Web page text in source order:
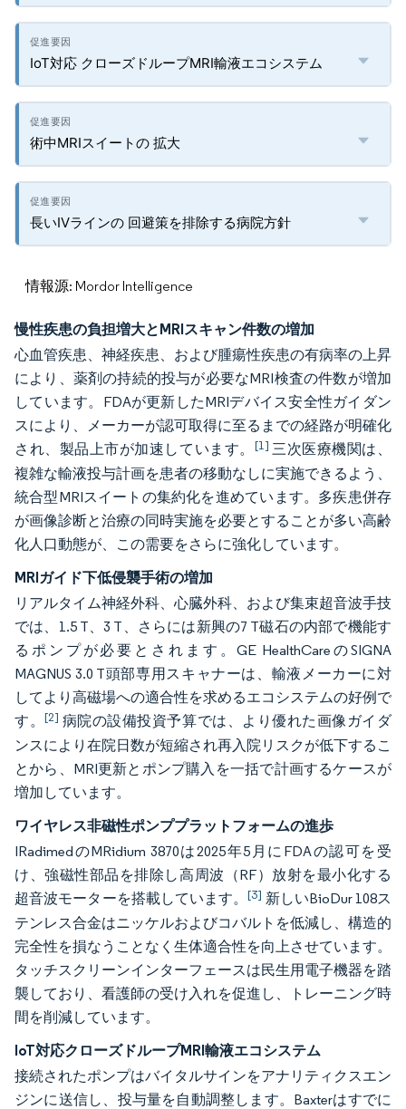
IoT対応 クローズドループMRI輸液エコシステム
術中MRIスイートの 拡大
長いIVラインの 回避策を排除する病院方針
情報源: Mordor Intelligence
慢性疾患の負担増大とMRIスキャン件数の増加
心血管疾患、神経疾患、および腫瘍性疾患の有病率の上昇
により、薬剤の持続的投与が必要なMRI検査の件数が増加
しています。FDAが更新したMRIデバイス安全性ガイダン
スにより、メーカーが認可取得に至るまでの経路が明確化
され、製品上市が加速しています。 [1] 三次医療機関は、
複雑な輸液投与計画を患者の移動なしに実施できるよう、
統合型MRIスイートの集約化を進めています。多疾患併存
が画像診断と治療の同時実施を必要とすることが多い高齢
化人口動態が、この需要をさらに強化しています。
MRIガイド下低侵襲手術の増加
リアルタイム神経外科、心臓外科、および集束超音波手技
では、1.5 T、3 T、さらには新興の7 T磁石の内部で機能す
るポンプが必要とされます。GE HealthCareのSIGNA
MAGNUS 3.0 T頭部専用スキャナーは、輸液メーカーに対
してより高磁場への適合性を求めるエコシステムの好例で
す。[2] 病院の設備投資予算では、より優れた画像ガイダ
ンスにより在院日数が短縮され再入院リスクが低下するこ
とから、MRI更新とポンプ購入を一括で計画するケースが
増加しています。
ワイヤレス非磁性ポンププラットフォームの進歩
IRadimedのMRidium 3870は2025年5月にFDAの認可を受
け、強磁性部品を排除し高周波（RF）放射を最小化する
超音波モーターを搭載しています。[3] 新しいBioDur 108ス
テンレス合金はニッケルおよびコバルトを低減し、構造的
完全性を損なうことなく生体適合性を向上させています。
タッチスクリーンインターフェースは民生用電子機器を踏
襲しており、看護師の受け入れを促進し、トレーニング時
間を削減しています。
IoT対応クローズドループMRI輸液エコシステム
接続されたポンプはバイタルサインをアナリティクスエン
ジンに送信し、投与量を自動調整します。Baxterはすでに